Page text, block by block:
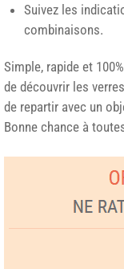
Suivez les
combinaisons.
Simple, rapide et
de découvrir les
de repartir avec un
Bonne chance à